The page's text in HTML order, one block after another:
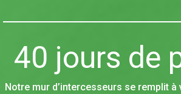
40 jours de
Notre mur d’intercesseurs se remplit à